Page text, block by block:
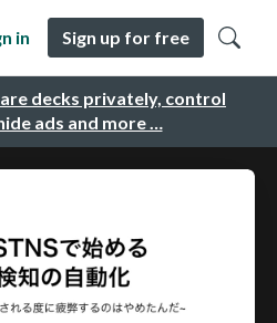
decks privately, control
ads and more …
in Sign up for free